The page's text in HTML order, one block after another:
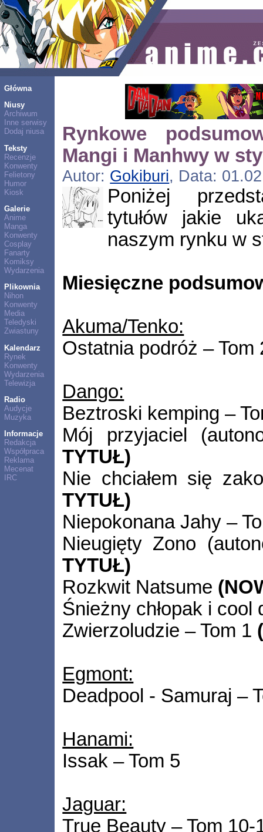
Główna
Niusy
Archiwum
Inne serwisy
Dodaj niusa
Teksty
Recenzje
Konwenty
Felietony
Humor
Kiosk
Galerie
Anime
Manga
Konwenty
Cosplay
Fanarty
Komiksy
Wydarzenia
Plikownia
Nihon
Konwenty
Media
Teledyski
Zwiastuny
Kalendarz
Rynek
Konwenty
Wydarzenia
Telewizja
Radio
Audycje
Muzyka
Informacje
Redakcja
Współpraca
Reklama
Mecenat
IRC
Rynkowe
Mangi i Manhwy w
Autor: Gokiburi, Data:
Poniżej
tytułów jakie
naszym rynku w
Miesięczne
Akuma/Tenko:
Ostatnia podróż – Tom
Dango:
Beztroski kemping –
Mój przyjaciel
TYTUŁ)
Nie chciałem się
TYTUŁ)
Niepokonana Jahy –
Nieugięty Zono
TYTUŁ)
Rozkwit Natsume
Śnieżny chłopak i cool
Zwierzoludzie – Tom 1
Egmont:
Deadpool - Samuraj –
Hanami:
Issak – Tom 5
Jaguar:
True Beauty – Tom 10-